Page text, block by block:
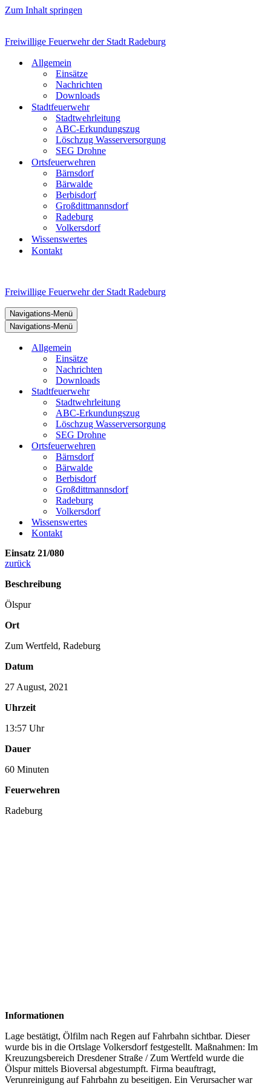
Zum Inhalt springen
Freiwillige Feuerwehr der Stadt Radeburg
Allgemein
Einsätze
Nachrichten
Downloads
Stadtfeuerwehr
Stadtwehrleitung
ABC-Erkundungszug
Löschzug Wasserversorgung
SEG Drohne
Ortsfeuerwehren
Bärnsdorf
Bärwalde
Berbisdorf
Großdittmannsdorf
Radeburg
Volkersdorf
Wissenswertes
Kontakt
Freiwillige Feuerwehr der Stadt Radeburg
Navigations-Menü
Navigations-Menü
Allgemein
Einsätze
Nachrichten
Downloads
Stadtfeuerwehr
Stadtwehrleitung
ABC-Erkundungszug
Löschzug Wasserversorgung
SEG Drohne
Ortsfeuerwehren
Bärnsdorf
Bärwalde
Berbisdorf
Großdittmannsdorf
Radeburg
Volkersdorf
Wissenswertes
Kontakt
Einsatz 21/080
zurück
Beschreibung
Ölspur
Ort
Zum Wertfeld, Radeburg
Datum
27 August, 2021
Uhrzeit
13:57 Uhr
Dauer
60 Minuten
Feuerwehren
Radeburg
Informationen
Lage bestätigt, Ölfilm nach Regen auf Fahrbahn sichtbar. Dieser
wurde bis in die Ortslage Volkersdorf festgestellt. Maßnahmen: Im
Kreuzungsbereich Dresdener Straße / Zum Wertfeld wurde die
Ölspur mittels Bioversal abgestumpft. Firma beauftragt,
Verunreinigung auf Fahrbahn zu beseitigen. Ein Verursacher war